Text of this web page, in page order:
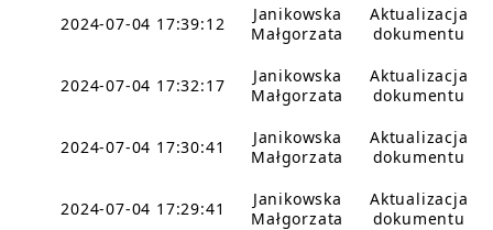
2024-07-04 17:39:12
Janikowska
Małgorzata
Aktualizacja
dokumentu
2024-07-04 17:32:17
Janikowska
Małgorzata
Aktualizacja
dokumentu
2024-07-04 17:30:41
Janikowska
Małgorzata
Aktualizacja
dokumentu
2024-07-04 17:29:41
Janikowska
Małgorzata
Aktualizacja
dokumentu